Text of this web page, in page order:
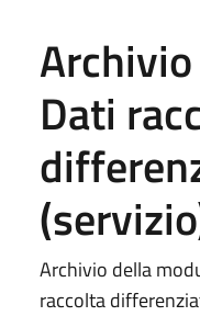
Dati
Archivio della
raccolta